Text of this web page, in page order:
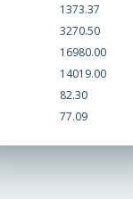
1373.37
3270.50
16980.00
14019.00
82.30
77.09